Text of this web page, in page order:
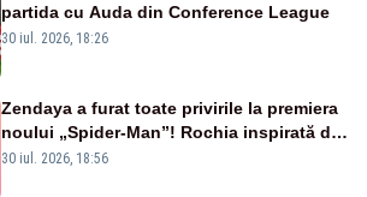
partida cu Auda din Conference League
30 iul. 2026, 18:26
Zendaya a furat toate privirile la premiera
noului „Spider-Man”! Rochia inspirată de
pânza de păianjen a făcut senzație
30 iul. 2026, 18:56